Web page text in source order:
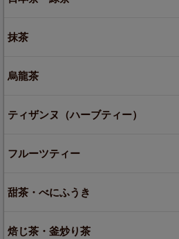
抹茶
烏龍茶
ティザンヌ（ハーブティー）
フルーツティー
甜茶・べにふうき
焙じ茶・釜炒り茶